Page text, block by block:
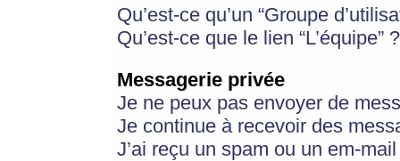
Qu’est-ce qu’un “Groupe
Qu’est-ce que le lien “L’équipe” ?
Messagerie privée
Je ne peux pas envoyer de
Je continue à recevoir des
J’ai reçu un spam ou un em-